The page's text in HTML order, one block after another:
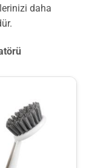
daha